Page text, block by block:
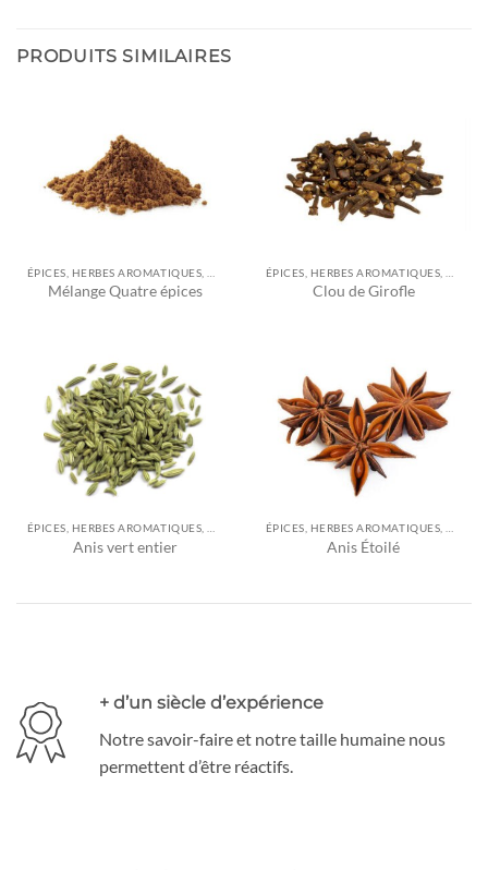
PRODUITS SIMILAIRES
Mélange Quatre épices Clou de Girofle
Anis vert entier Anis Étoilé
+ d’un siècle d’expérience
Notre savoir-faire et notre taille humaine nous
permettent d’être réactifs.